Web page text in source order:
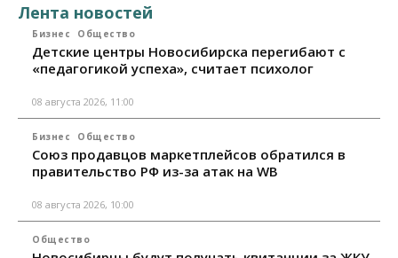
Лента новостей
Бизнес Общество
Детские центры Новосибирска перегибают с
«педагогикой успеха», считает психолог
08 августа 2026, 11:00
Бизнес Общество
Союз продавцов маркетплейсов обратился в
правительство РФ из-за атак на WB
08 августа 2026, 10:00
Общество